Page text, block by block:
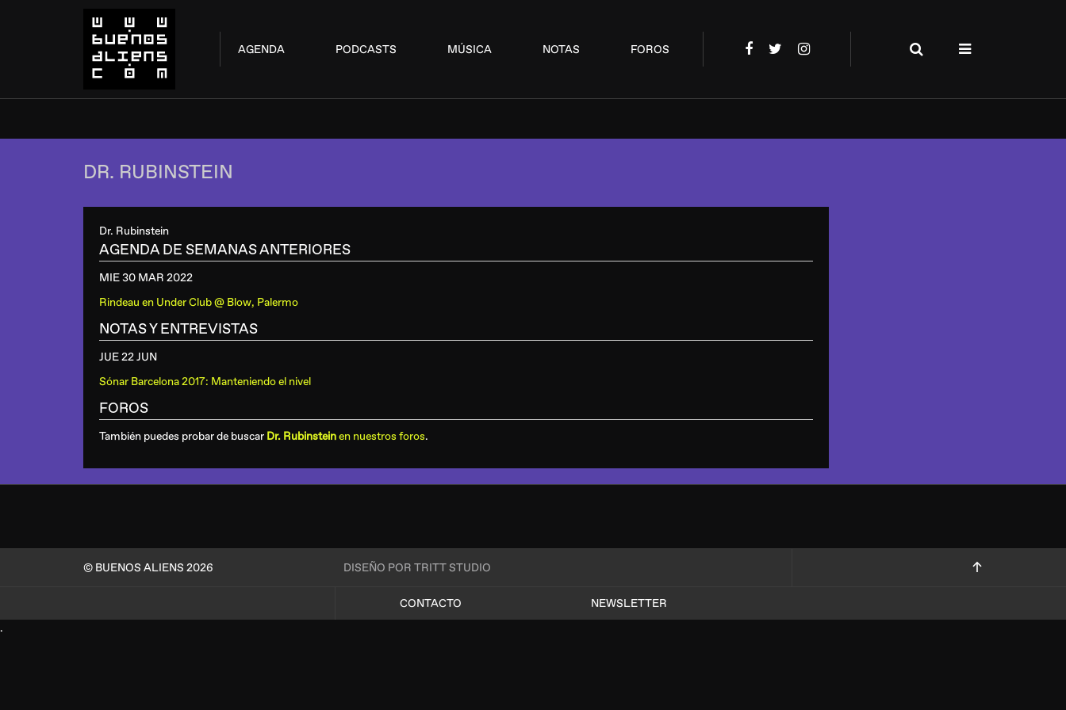
AGENDA PODCASTS MÚSICA NOTAS FOROS
DR. RUBINSTEIN
Dr. Rubinstein
AGENDA DE SEMANAS ANTERIORES
MIE 30 MAR 2022
Rindeau en Under Club @ Blow, Palermo
NOTAS Y ENTREVISTAS
JUE 22 JUN
Sónar Barcelona 2017: Manteniendo el nivel
FOROS
También puedes probar de buscar Dr. Rubinsteinen nuestros foros.
© BUENOS ALIENS 2026 DISEÑO POR TRITT STUDIO
CONTACTO
NEWSLETTER
.